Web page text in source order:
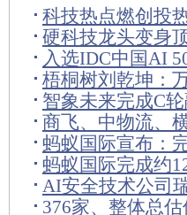
科技热点燃创投
硬科技龙头变身
入选IDC中国AI
模商业化的关键
梧桐树刘乾坤：
智象未来完成C
模态世界模型是
商飞、中物流、
底仓”
蚂蚁国际宣布：
名投资机构参与
蚂蚁国际完成约
团等参与
AI安全技术公司
376家、整体总